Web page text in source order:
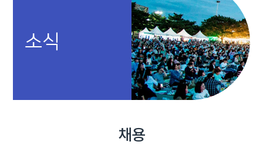
소식
채용